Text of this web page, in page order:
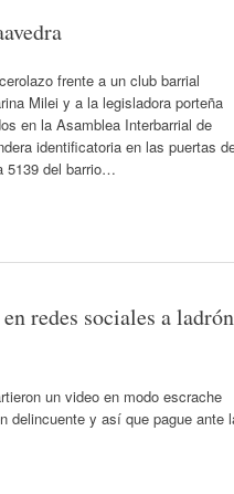
frente a un club barrial
Milei y a la legisladora porteña
en la Asamblea Interbarrial de
identificatoria en las puertas
5139 del barrio…
redes sociales a ladrón
un video en modo escrache
delincuente y así que pague ante